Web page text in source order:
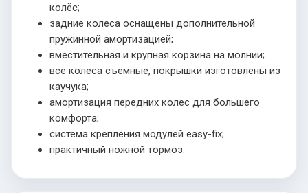
колёс;
задние колеса оснащены дополнительной
пружинной амортизацией;
вместительная и крупная корзина на молнии;
все колеса съемные, покрышки изготовлены из
каучука;
амортизация передних колес для большего
комфорта;
система крепления модулей easy-fix;
практичный ножной тормоз.